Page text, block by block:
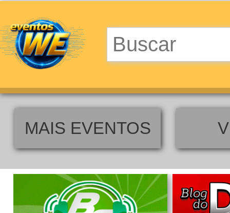
MAIS EVENTOS